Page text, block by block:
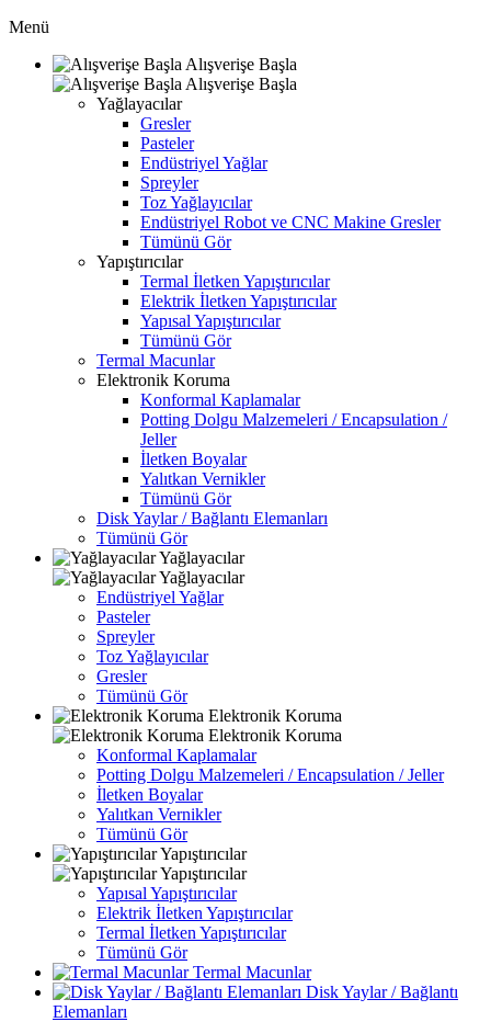
Menü
Alışverişe Başla
Alışverişe Başla
Yağlayacılar
Gresler
Pasteler
Endüstriyel Yağlar
Spreyler
Toz Yağlayıcılar
Endüstriyel Robot ve CNC Makine Gresler
Tümünü Gör
Yapıştırıcılar
Termal İletken Yapıştırıcılar
Elektrik İletken Yapıştırıcılar
Yapısal Yapıştırıcılar
Tümünü Gör
Termal Macunlar
Elektronik Koruma
Konformal Kaplamalar
Potting Dolgu Malzemeleri / Encapsulation /
Jeller
İletken Boyalar
Yalıtkan Vernikler
Tümünü Gör
Disk Yaylar / Bağlantı Elemanları
Tümünü Gör
Yağlayacılar
Yağlayacılar
Endüstriyel Yağlar
Pasteler
Spreyler
Toz Yağlayıcılar
Gresler
Tümünü Gör
Elektronik Koruma
Elektronik Koruma
Konformal Kaplamalar
Potting Dolgu Malzemeleri / Encapsulation / Jeller
İletken Boyalar
Yalıtkan Vernikler
Tümünü Gör
Yapıştırıcılar
Yapıştırıcılar
Yapısal Yapıştırıcılar
Elektrik İletken Yapıştırıcılar
Termal İletken Yapıştırıcılar
Tümünü Gör
Termal Macunlar
Disk Yaylar / Bağlantı
Elemanları